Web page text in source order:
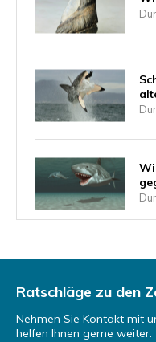
Ratschläge zu den
Nehmen Sie Kontakt mit
helfen Ihnen gerne weiter.